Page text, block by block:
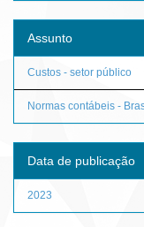
Assunto
Custos - setor público
Normas contábeis -
Data de publicação
2023